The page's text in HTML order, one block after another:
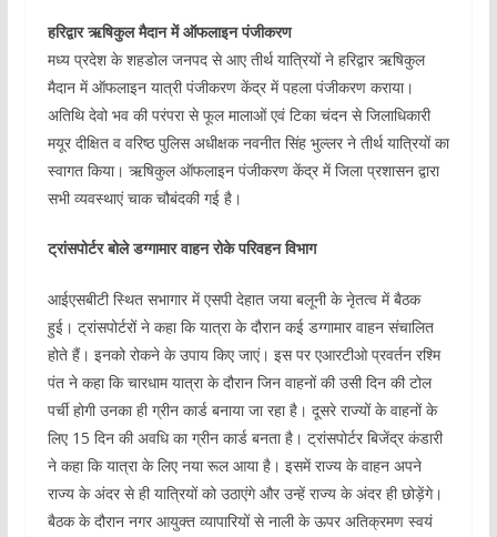
हरिद्वार ऋषिकुल मैदान में ऑफलाइन पंजीकरण
मध्य प्रदेश के शहडोल जनपद से आए तीर्थ यात्रियों ने हरिद्वार ऋषिकुल
मैदान में ऑफलाइन यात्री पंजीकरण केंद्र में पहला पंजीकरण कराया।
अतिथि देवो भव की परंपरा से फूल मालाओं एवं टिका चंदन से जिलाधिकारी
मयूर दीक्षित व वरिष्ठ पुलिस अधीक्षक नवनीत सिंह भुल्लर ने तीर्थ यात्रियों का
स्वागत किया। ऋषिकुल ऑफलाइन पंजीकरण केंद्र में जिला प्रशासन द्वारा
सभी व्यवस्थाएं चाक चौबंदकी गई है।
ट्रांसपोर्टर बोले डग्गामार वाहन रोके परिवहन विभाग
आईएसबीटी स्थित सभागार में एसपी देहात जया बलूनी के नेृतत्व में बैठक
हुई। ट्रांसपोर्टरों ने कहा कि यात्रा के दौरान कई डग्गामार वाहन संचालित
होते हैं। इनको रोकने के उपाय किए जाएं। इस पर एआरटीओ प्रवर्तन रश्मि
पंत ने कहा कि चारधाम यात्रा के दौरान जिन वाहनों की उसी दिन की टोल
पर्ची होगी उनका ही ग्रीन कार्ड बनाया जा रहा है। दूसरे राज्यों के वाहनों के
लिए 15 दिन की अवधि का ग्रीन कार्ड बनता है। ट्रांसपोर्टर बिजेंद्र कंडारी
ने कहा कि यात्रा के लिए नया रूल आया है। इसमें राज्य के वाहन अपने
राज्य के अंदर से ही यात्रियों को उठाएंगे और उन्हें राज्य के अंदर ही छोड़ेंगे।
बैठक के दौरान नगर आयुक्त व्यापारियों से नाली के ऊपर अतिक्रमण स्वयं